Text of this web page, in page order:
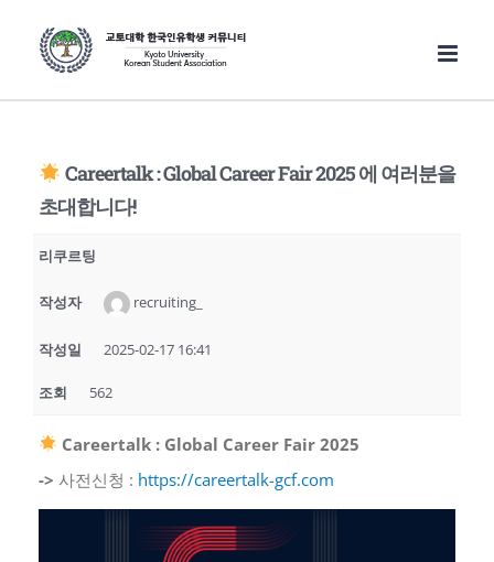
Careertalk : Global Career Fair 2025 에 여러분을
초대합니다!
리쿠르팅
작성자 recruiting_
작성일 2025-02-17 16:41
조회 562
Careertalk : Global Career Fair 2025
-> 사전신청 : https://careertalk-gcf.com